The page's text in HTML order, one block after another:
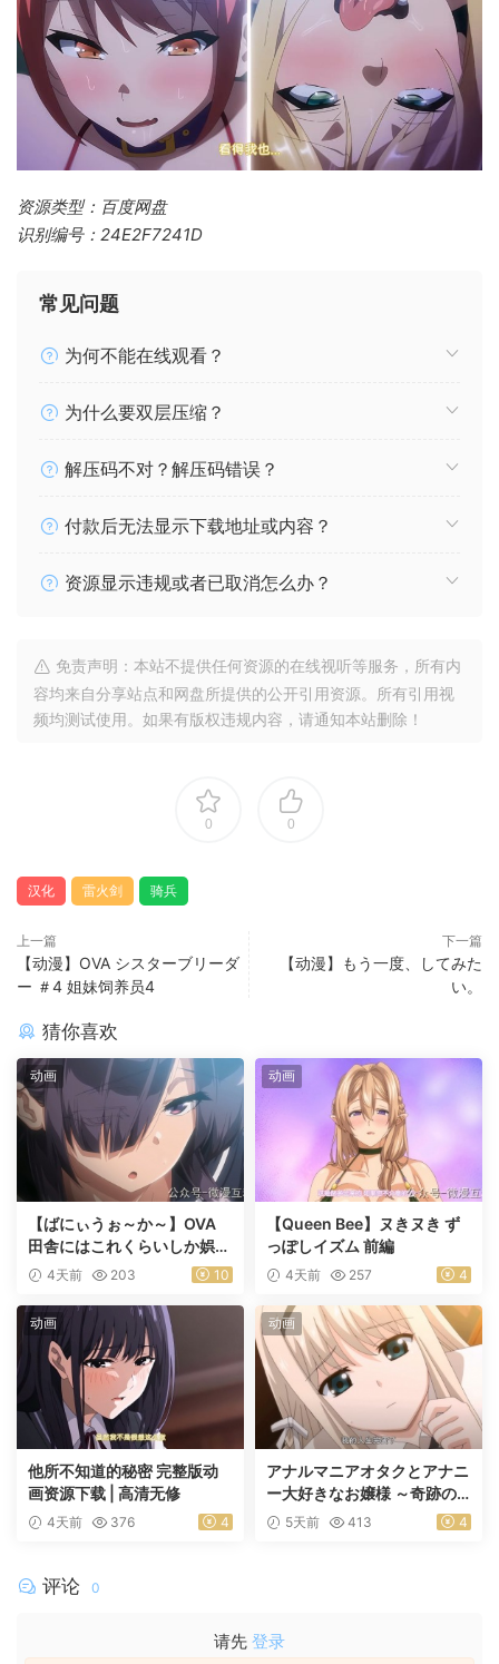
资源类型：百度网盘
识别编号：24E2F7241D
常见问题
为何不能在线观看？
为什么要双层压缩？
解压码不对？解压码错误？
付款后无法显示下载地址或内容？
资源显示违规或者已取消怎么办？
免责声明：本站不提供任何资源的在线视听等服务，所有内
容均来自分享站点和网盘所提供的公开引用资源。所有引用视
频均测试使用。如果有版权违规内容，请通知本站删除！
0 0
汉化 雷火剑 骑兵
上一篇
【动漫】OVA シスターブリーダ
ー ＃4 姐妹饲养员4
下一篇
【动漫】もう一度、してみた
い。
猜你喜欢
动画
【ばにぃうぉ～か～】OVA
田舎にはこれくらいしか娯楽
がない ＃1乡下几乎没有娱乐
4天前 203 10
动画
【Queen Bee】ヌきヌき ず
っぽしイズム 前編
4天前 257 4
动画
他所不知道的秘密 完整版动
画资源下载 | 高清无修
4天前 376 4
动画
アナルマニアオタクとアナニ
ー大好きなお嬢様 ～奇跡の
マッチング～ 前編
5天前 413 4
评论 0
请先 登录